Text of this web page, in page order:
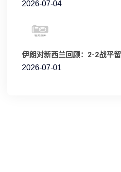
2026-07-04
伊朗对新西兰回顾：2-2战平
2026-07-01